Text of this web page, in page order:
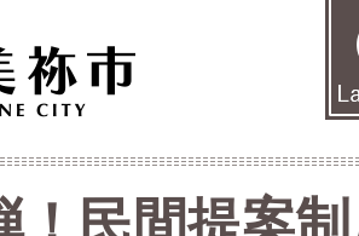
！民間提案